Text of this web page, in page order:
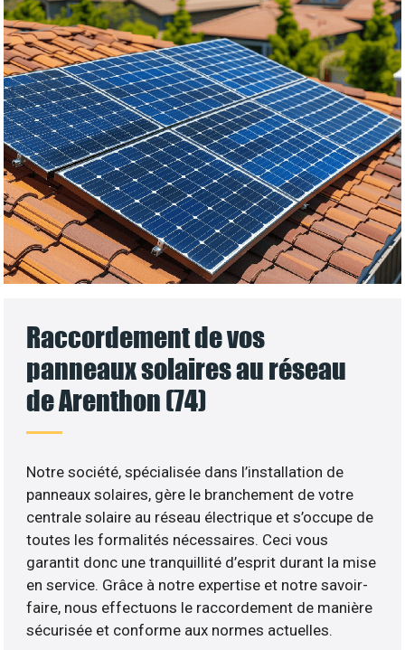
Raccordement de vos
panneaux solaires au réseau
de Arenthon (74)
Notre société, spécialisée dans l’installation de
panneaux solaires, gère le branchement de votre
centrale solaire au réseau électrique et s’occupe de
toutes les formalités nécessaires. Ceci vous
garantit donc une tranquillité d’esprit durant la mise
en service. Grâce à notre expertise et notre savoir-
faire, nous effectuons le raccordement de manière
sécurisée et conforme aux normes actuelles.